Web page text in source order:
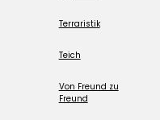
Terraristik
Teich
Von Freund zu
Freund